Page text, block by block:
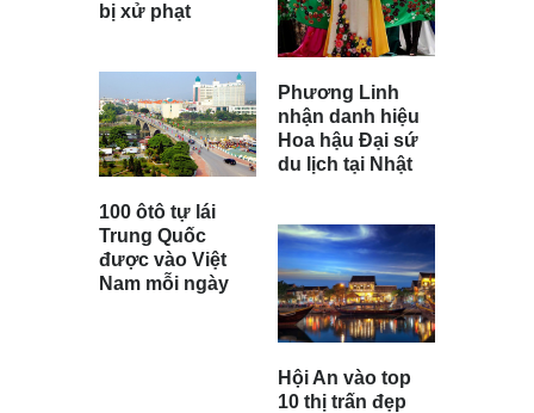
bị xử phạt
100 ôtô tự lái
Trung Quốc
được vào Việt
Nam mỗi ngày
Phương Linh
nhận danh hiệu
Hoa hậu Đại sứ
du lịch tại Nhật
Hội An vào top
10 thị trấn đẹp